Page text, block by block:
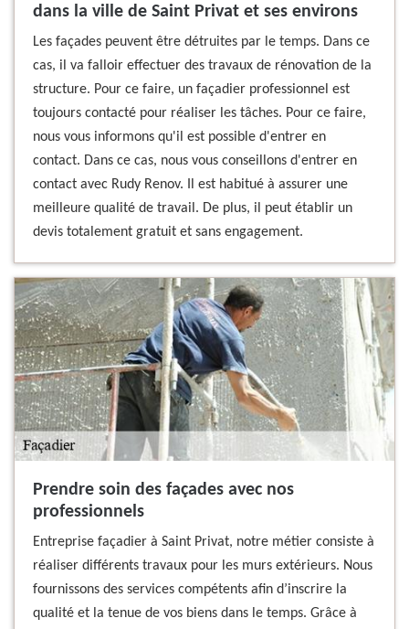
dans la ville de Saint Privat et ses environs
Les façades peuvent être détruites par le temps. Dans ce
cas, il va falloir effectuer des travaux de rénovation de la
structure. Pour ce faire, un façadier professionnel est
toujours contacté pour réaliser les tâches. Pour ce faire,
nous vous informons qu'il est possible d'entrer en
contact. Dans ce cas, nous vous conseillons d'entrer en
contact avec Rudy Renov. Il est habitué à assurer une
meilleure qualité de travail. De plus, il peut établir un
devis totalement gratuit et sans engagement.
Prendre soin des façades avec nos
professionnels
Entreprise façadier à Saint Privat, notre métier consiste à
réaliser différents travaux pour les murs extérieurs. Nous
fournissons des services compétents afin d’inscrire la
qualité et la tenue de vos biens dans le temps. Grâce à